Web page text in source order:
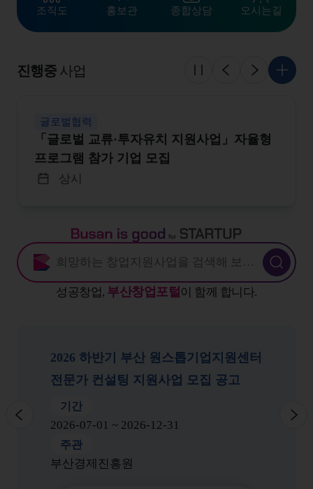
조직도 홍보관 종합상담 오시는길
진행중 사업
글로벌협력
「글로벌 교류·투자유치 지원사업」자율형
프로그램 참가 기업 모집
상시
슬라이드 멈춤
이전 다음 더 보
Busan is good for STARTUP
새창열림 : 부산창업포털 지원사업 검색
검색
성공창업, 부산창업포털 이 함께 합니다.
2026 하반기 부산 원스톱기업지원센터
전문가 컨설팅 지원사업 모집 공고
기간
2026-07-01 ~ 2026-12-31
주관
부산경제진흥원
이전 다